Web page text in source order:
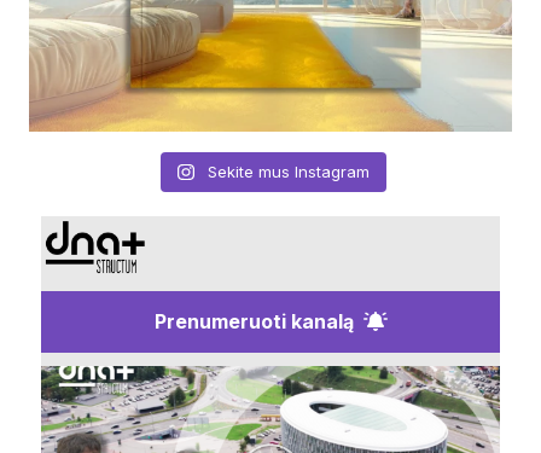
Sekite mus Instagram
Prenumeruoti kanalą